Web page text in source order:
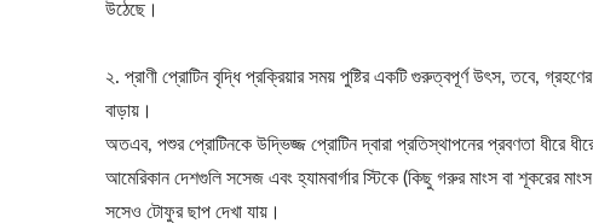
উঠেছে।
২. প্রাণী প্রোটিন বৃদ্ধি প্রক্রিয়ার সময় পুষ্টির একটি গুরুত্বপূর্ণ উৎস, তবে,
বাড়ায়।
অতএব, পশুর প্রোটিনকে উদ্ভিজ্জ প্রোটিন দ্বারা প্রতিস্থাপনের প্রবণতা ধীরে
আমেরিকান দেশগুলি সসেজ এবং হ্যামবার্গার স্টিকে (কিছু গরুর মাংস বা শূকরের
সসেও টোফুর ছাপ দেখা যায়।